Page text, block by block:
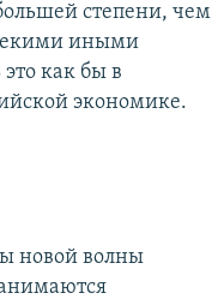
степени, чем
некими иными
как бы в
экономике.
новой волны